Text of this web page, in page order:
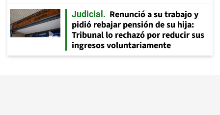
Judicial
Renunció a su trabajo y
pidió rebajar pensión de su hija:
Tribunal lo rechazó por reducir sus
ingresos voluntariamente